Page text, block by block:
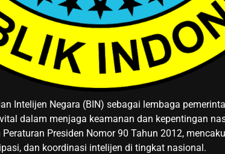
Intelijen Negara (BIN) sebagai lembaga
dalam menjaga keamanan dan kepentingan
Presiden Nomor 90 Tahun 2012,
dan koordinasi intelijen di tingkat nasional.